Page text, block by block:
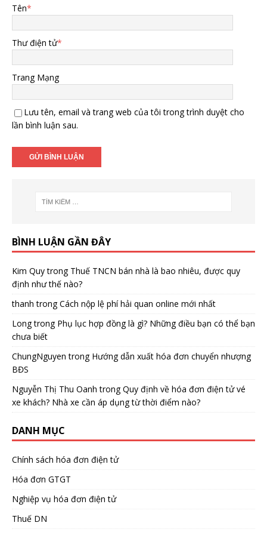
Tên*
Thư điện tử*
Trang Mạng
Lưu tên, email và trang web của tôi trong trình duyệt cho
lần bình luận sau.
BÌNH LUẬN GẦN ĐÂY
Kim Quytrong Thuế TNCN bán nhà là bao nhiêu, được quy
định như thế nào?
thanh trongCách nộp lệ phí hải quan online mới nhất
Longtrong Phụ lục hợp đồng là gì? Những điều bạn có thể bạn
chưa biết
ChungNguyen trong Hướng dẫn xuất hóa đơn chuyển nhượng
BĐS
Nguyễn Thị Thu Oanh trongQuy định về hóa đơn điện tử vé
xe khách? Nhà xe cần áp dụng từ thời điểm nào?
DANH MỤC
Chính sách hóa đơn điện tử
Hóa đơn GTGT
Nghiệp vụ hóa đơn điện tử
Thuế DN